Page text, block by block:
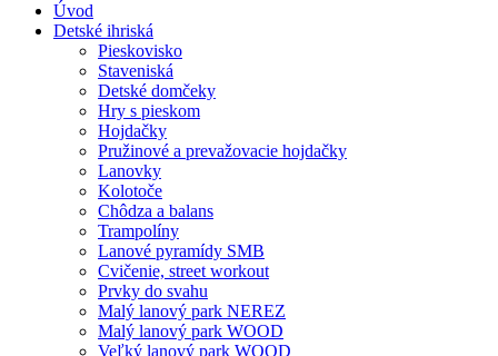
Úvod
Detské ihriská
Pieskovisko
Staveniská
Detské domčeky
Hry s pieskom
Hojdačky
Pružinové a prevažovacie hojdačky
Lanovky
Kolotoče
Chôdza a balans
Trampolíny
Lanové pyramídy SMB
Cvičenie, street workout
Prvky do svahu
Malý lanový park NEREZ
Malý lanový park WOOD
Veľký lanový park WOOD